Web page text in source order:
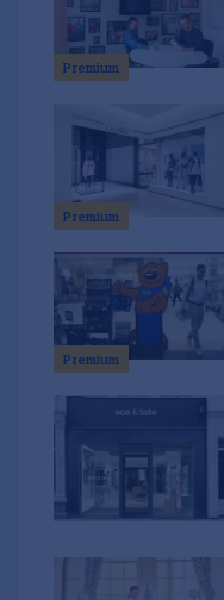
Premium
Premium
Premium